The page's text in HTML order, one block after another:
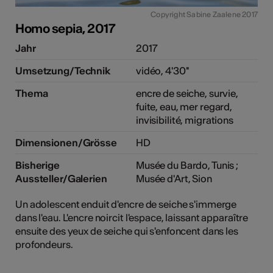
Copyright Sabine Zaalene 2017
Homo sepia, 2017
Jahr
2017
Umsetzung/Technik
vidéo, 4'30''
Thema
encre de seiche, survie,
fuite, eau, mer regard,
invisibilité, migrations
Dimensionen/Grösse
HD
Bisherige
Aussteller/Galerien
Musée du Bardo, Tunis ;
Musée d'Art, Sion
Un adolescent enduit d'encre de seiche s'immerge
dans l'eau. L'encre noircit l'espace, laissant apparaître
ensuite des yeux de seiche qui s'enfoncent dans les
profondeurs.